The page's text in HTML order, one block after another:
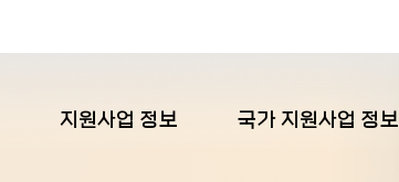
지원사업 정보 국가 지원사업 정보